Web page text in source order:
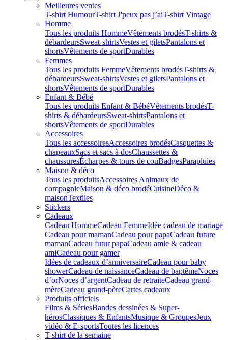
Meilleures ventes
T-shirt HumourT-shirt J'peux pas j’aiT-shirt Vintage
Homme
Tous les produits HommeVêtements brodésT-shirts &
débardeursSweat-shirtsVestes et giletsPantalons et
shortsVêtements de sportDurables
Femmes
Tous les produits FemmeVêtements brodésT-shirts &
débardeursSweat-shirtsVestes et giletsPantalons et
shortsVêtements de sportDurables
Enfant & Bébé
Tous les produits Enfant & BébéVêtements brodésT-
shirts & débardeursSweat-shirtsPantalons et
shortsVêtements de sportDurables
Accessoires
Tous les accessoiresAccessoires brodésCasquettes &
chapeauxSacs et sacs à dosChaussettes &
chaussuresÉcharpes & tours de couBadgesParapluies
Maison & déco
Tous les produitsAccessoires Animaux de
compagnieMaison & déco brodéCuisineDéco &
maisonTextiles
Stickers
Cadeaux
Cadeau HommeCadeau FemmeIdée cadeau de mariage​
Cadeau pour mamanCadeau pour papaCadeau future
mamanCadeau futur papaCadeau amie & cadeau
amiCadeau pour gamer
Idées de cadeaux d’anniversaireCadeau pour baby
showerCadeau de naissanceCadeau de baptêmeNoces
d’orNoces d’argentCadeau de retraiteCadeau grand-
mèreCadeau grand-pèreCartes cadeaux
Produits officiels
Films & SériesBandes dessinées & Super-
hérosClassiques & EnfantsMusique & GroupesJeux
vidéo & E-sportsToutes les licences
T-shirt de la semaine